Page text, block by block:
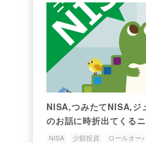
NISA,つみたてNISA,ジ
のお話に時折出てくるニ
NISA 少額投資 ロールオー